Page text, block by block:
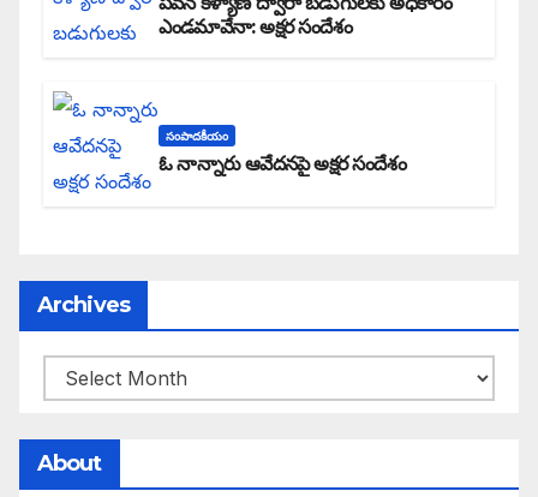
ఎండమావేనా: అక్షర సందేశం
సంపాదకీయం
ఓ నాన్నారు ఆవేదనపై అక్షర సందేశం
Archives
About